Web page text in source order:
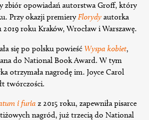
zbiór opowiadań autorstwa Groff, który
Przy okazji premieryFlorydy autorka
roku Kraków, Wrocław i Warszawę.
się po polsku powieść Wyspa kobiet,
do National Book Award. W tym
otrzymała nagrodę im. Joyce Carol
twórczości.
i furia z 2015 roku, zapewniła pisarce
nagród, już trzecią do National